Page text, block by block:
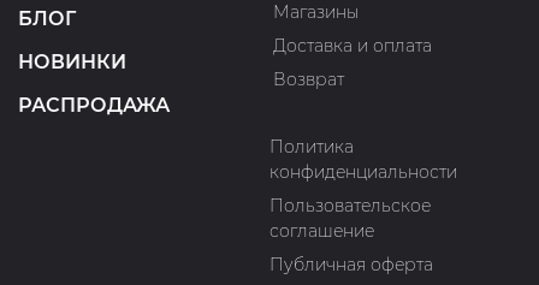
БЛОГ
НОВИНКИ
РАСПРОДАЖА
Магазины
Доставка и оплата
Возврат
Политика
конфиденциальности
Пользовательское
соглашение
Публичная оферта